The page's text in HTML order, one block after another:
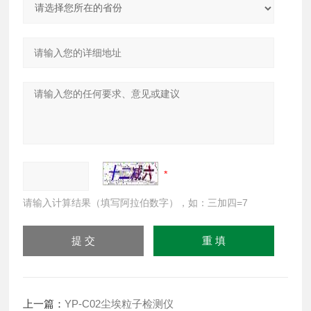
请输入计算结果（填写阿拉伯数字），如：三加四=7
上一篇：YP-C02尘埃粒子检测仪